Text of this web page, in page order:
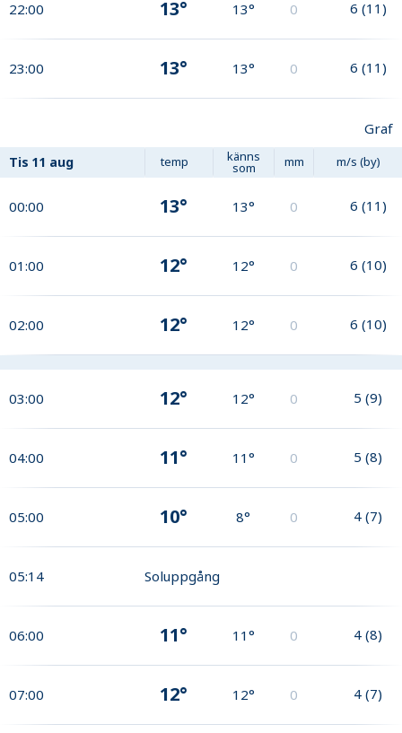
22:00 13° 13° 0 6 (11)
23:00 13° 13° 0 6 (11)
Graf
Tis 11 aug temp känns
som mm m/s (by)
00:00 13° 13° 0 6 (11)
01:00 12° 12° 0 6 (10)
02:00 12° 12° 0 6 (10)
03:00 12° 12° 0 5 (9)
04:00 11° 11° 0 5 (8)
05:00 10° 8° 0 4 (7)
05:14 Soluppgång
06:00 11° 11° 0 4 (8)
07:00 12° 12° 0 4 (7)